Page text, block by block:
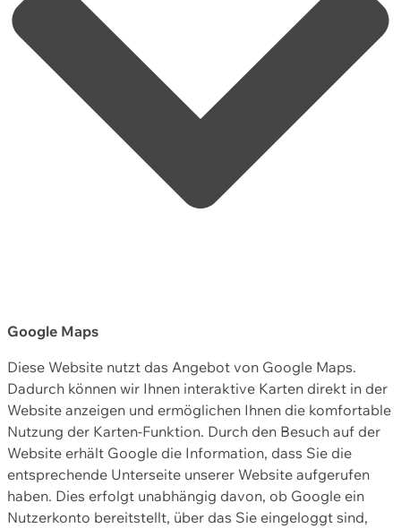
Google Maps
Diese Website nutzt das Angebot von Google Maps.
Dadurch können wir Ihnen interaktive Karten direkt in der
Website anzeigen und ermöglichen Ihnen die komfortable
Nutzung der Karten-Funktion. Durch den Besuch auf der
Website erhält Google die Information, dass Sie die
entsprechende Unterseite unserer Website aufgerufen
haben. Dies erfolgt unabhängig davon, ob Google ein
Nutzerkonto bereitstellt, über das Sie eingeloggt sind,